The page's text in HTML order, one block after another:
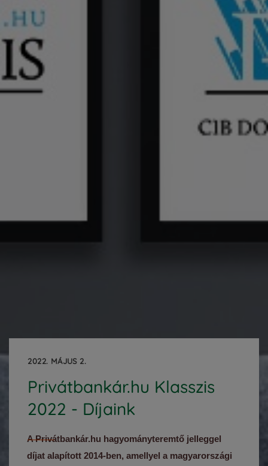
2022. MÁJUS 2.
Privátbankár.hu Klasszis
2022 - Díjaink
A Privátbankár.hu hagyományteremtő jelleggel
díjat alapított 2014-ben, amellyel a magyarországi